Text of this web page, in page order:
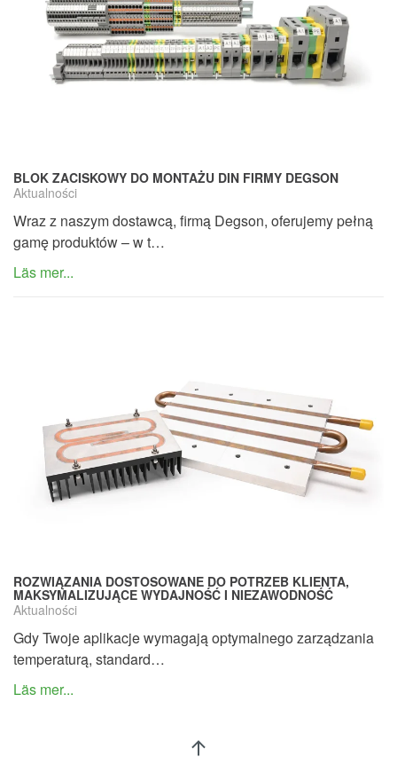
BLOK ZACISKOWY DO MONTAŻU DIN FIRMY DEGSON
Aktualności
Wraz z naszym dostawcą, firmą Degson, oferujemy pełną
gamę produktów – w t…
Läs mer...
ROZWIĄZANIA DOSTOSOWANE DO POTRZEB KLIENTA,
MAKSYMALIZUJĄCE WYDAJNOŚĆ I NIEZAWODNOŚĆ
Aktualności
Gdy Twoje aplikacje wymagają optymalnego zarządzania
temperaturą, standard…
Läs mer...